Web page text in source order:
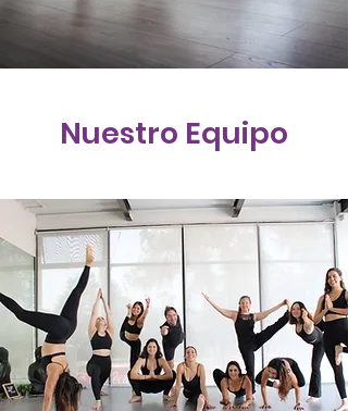
Nuestro Equipo